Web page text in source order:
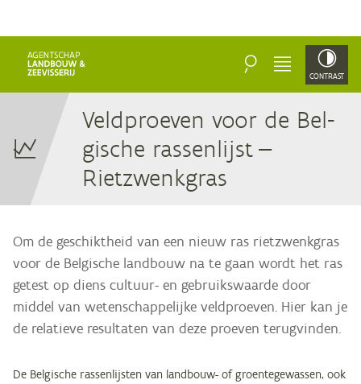
ZOEKEN MENU CONTRAST
Veld­proe­ven voor de Bel­
gi­sche ras­sen­lijst —
Rietzwenkgras
Om de geschiktheid van een nieuw ras rietzwenkgras
voor de Belgische landbouw na te gaan wordt het ras
getest op diens cultuur- en gebruikswaarde door
middel van wetenschappelijke veldproeven. Hier kan je
de relatieve resultaten van deze proeven terugvinden.
De Belgische rassenlijsten van landbouw- of groentegewassen, ook